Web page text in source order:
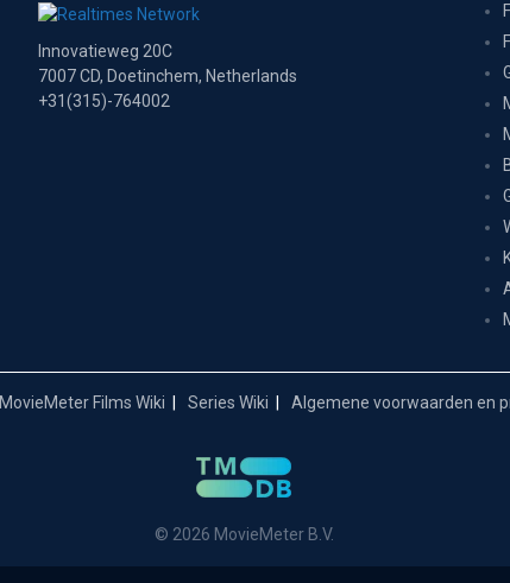
Innovatieweg 20C
7007 CD, Doetinchem, Netherlands
+31(315)-764002
MovieMeter Films Wiki Series Wiki Algemene voorwaarden en
© 2026 MovieMeter B.V.